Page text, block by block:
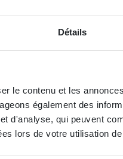
Détails
le contenu et les
également des
d'analyse, qui peuvent
lors de votre utilisation
couchage ample, de
confortablement.
permet d'adopter
de placer
et à l'agencement
qui peut être utilisée pour un